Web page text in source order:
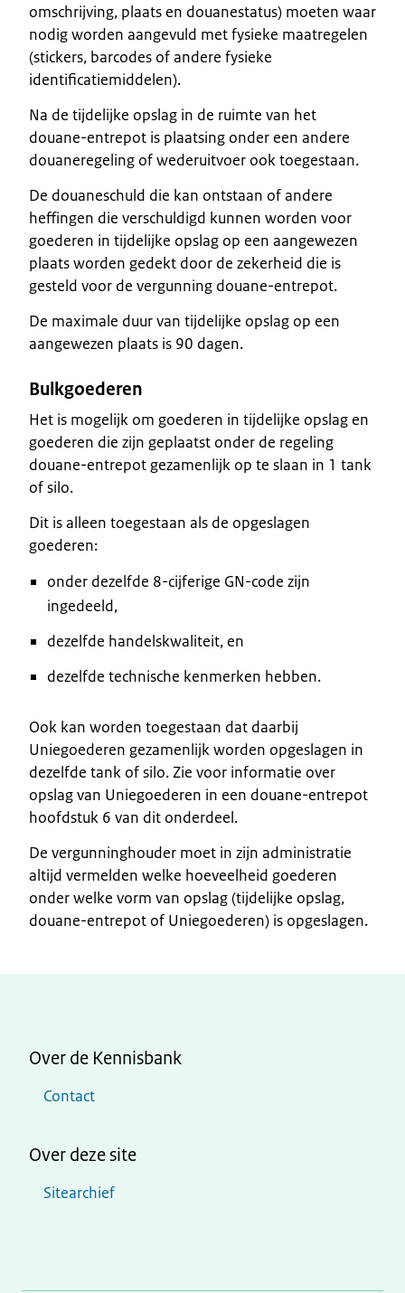
omschrijving, plaats en douanestatus) moeten waar
nodig worden aangevuld met fysieke maatregelen
(stickers, barcodes of andere fysieke
identificatiemiddelen).
Na de tijdelijke opslag in de ruimte van het
douane-entrepot is plaatsing onder een andere
douaneregeling of wederuitvoer ook toegestaan.
De douaneschuld die kan ontstaan of andere
heffingen die verschuldigd kunnen worden voor
goederen in tijdelijke opslag op een aangewezen
plaats worden gedekt door de zekerheid die is
gesteld voor de vergunning douane-entrepot.
De maximale duur van tijdelijke opslag op een
aangewezen plaats is 90 dagen.
Bulkgoederen
Het is mogelijk om goederen in tijdelijke opslag en
goederen die zijn geplaatst onder de regeling
douane-entrepot gezamenlijk op te slaan in 1 tank
of silo.
Dit is alleen toegestaan als de opgeslagen
goederen:
onder dezelfde 8-cijferige GN-code zijn
ingedeeld,
dezelfde handelskwaliteit, en
dezelfde technische kenmerken hebben.
Ook kan worden toegestaan dat daarbij
Uniegoederen gezamenlijk worden opgeslagen in
dezelfde tank of silo. Zie voor informatie over
opslag van Uniegoederen in een douane-entrepot
hoofdstuk 6 van dit onderdeel.
De vergunninghouder moet in zijn administratie
altijd vermelden welke hoeveelheid goederen
onder welke vorm van opslag (tijdelijke opslag,
douane-entrepot of Uniegoederen) is opgeslagen.
Over de Kennisbank
Contact
Over deze site
Sitearchief